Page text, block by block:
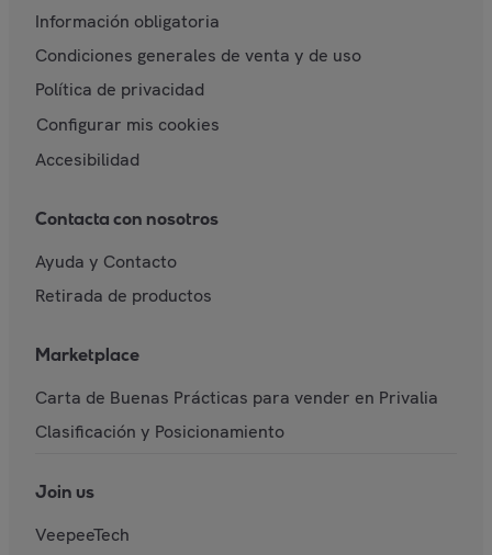
Información obligatoria
Condiciones generales de venta y de uso
Política de privacidad
Configurar mis cookies
Accesibilidad
Contacta con nosotros
Ayuda y Contacto
Retirada de productos
Marketplace
Carta de Buenas Prácticas para vender en Privalia
Clasificación y Posicionamiento
Join us
VeepeeTech